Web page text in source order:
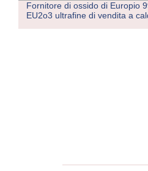
Fornitore di ossido di Europio
EU2o3 ultrafine di vendita a